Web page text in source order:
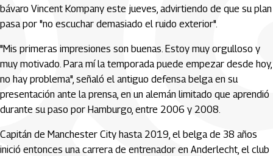
bávaro Vincent Kompany este jueves, advirtiendo de que su plan
pasa por "no escuchar demasiado el ruido exterior".
"Mis primeras impresiones son buenas. Estoy muy orgulloso y
muy motivado. Para mí la temporada puede empezar desde hoy,
no hay problema", señaló el antiguo defensa belga en su
presentación ante la prensa, en un alemán limitado que aprendió
durante su paso por Hamburgo, entre 2006 y 2008.
Capitán de Manchester City hasta 2019, el belga de 38 años
inició entonces una carrera de entrenador en Anderlecht, el club